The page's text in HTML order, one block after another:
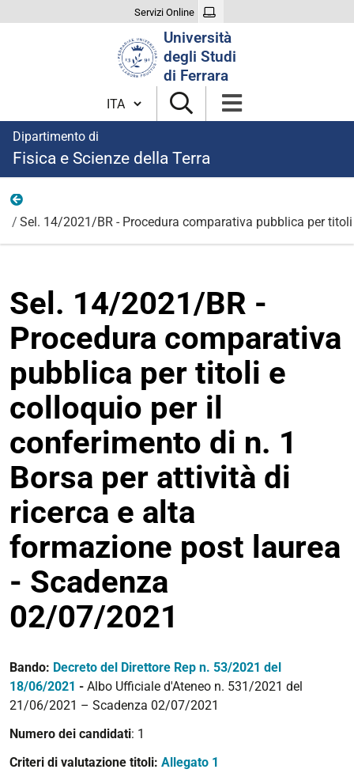
Servizi Online
Università
degli Studi
di Ferrara
Cambia lingua
Dipartimento di
Fisica e Scienze della Terra
Sel. 14/2021/BR - Procedura comparativa pubblica per
Sel. 14/2021/BR -
Procedura comparativa
pubblica per titoli e
colloquio per il
conferimento di n. 1
Borsa per attività di
ricerca e alta
formazione post laurea
- Scadenza
02/07/2021
Bando: Decreto del Direttore Rep n. 53/2021 del
18/06/2021 - Albo Ufficiale d'Ateneo n. 531/2021 del
21/06/2021 – Scadenza 02/07/2021
Numero dei candidati: 1
Criteri di valutazione titoli: Allegato 1